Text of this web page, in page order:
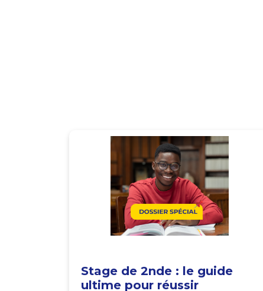
Stage de 2nde : le guide
ultime pour réussir